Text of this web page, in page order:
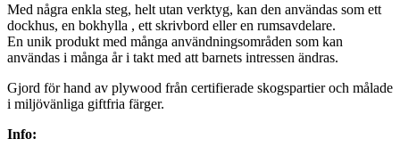
Med några enkla steg, helt utan verktyg, kan den användas som ett
dockhus, en bokhylla , ett skrivbord eller en rumsavdelare.
En unik produkt med många användningsområden som kan
användas i många år i takt med att barnets intressen ändras.
Gjord för hand av plywood från certifierade skogspartier och målade
i miljövänliga giftfria färger.
Info: